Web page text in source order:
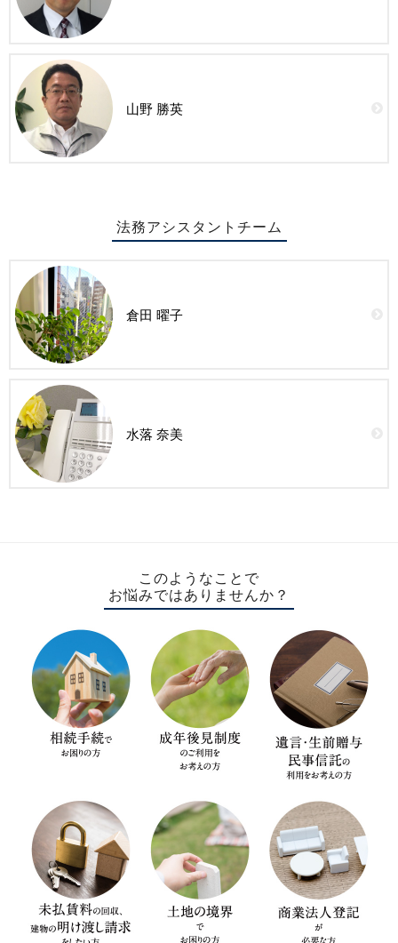
山野 勝英
法務アシスタントチーム
倉田 曜子
水落 奈美
このようなことで
お悩みではありませんか？